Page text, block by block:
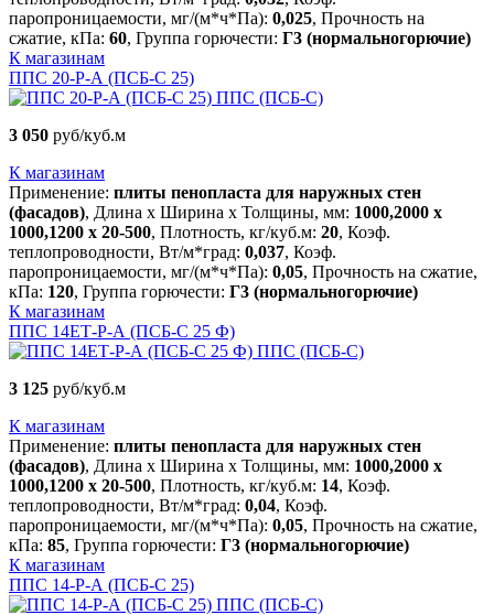
паропроницаемости, мг/(м*ч*Па): 0,025, Прочность на
сжатие, кПа: 60, Группа горючести: Г3 (нормальногорючие)
К магазинам
ППС 20-Р-А (ПСБ-С 25)
ППС (ПСБ-С)
3 050 руб/куб.м
К магазинам
Применение: плиты пенопласта для наружных стен
(фасадов), Длина х Ширина х Толщины, мм: 1000,2000 х
1000,1200 х 20-500, Плотность, кг/куб.м: 20, Коэф.
теплопроводности, Вт/м*град: 0,037, Коэф.
паропроницаемости, мг/(м*ч*Па): 0,05, Прочность на сжатие,
кПа: 120, Группа горючести: Г3 (нормальногорючие)
К магазинам
ППС 14ЕТ-Р-А (ПСБ-С 25 Ф)
ППС (ПСБ-С)
3 125 руб/куб.м
К магазинам
Применение: плиты пенопласта для наружных стен
(фасадов), Длина х Ширина х Толщины, мм: 1000,2000 х
1000,1200 х 20-500, Плотность, кг/куб.м: 14, Коэф.
теплопроводности, Вт/м*град: 0,04, Коэф.
паропроницаемости, мг/(м*ч*Па): 0,05, Прочность на сжатие,
кПа: 85, Группа горючести: Г3 (нормальногорючие)
К магазинам
ППС 14-Р-А (ПСБ-С 25)
ППС (ПСБ-С)